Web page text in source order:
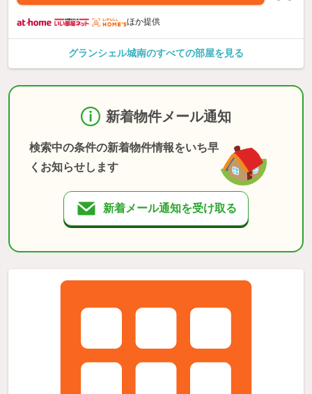
ほか提供
グランシェル城南のすべての部屋を見る
新着物件メール通知
検索中の条件の新着物件情報をいち早
くお知らせします
新着メール通知を受け取る